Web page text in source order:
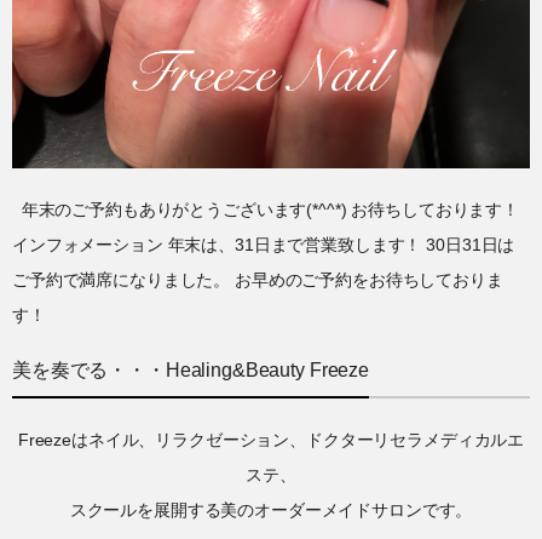
年末のご予約もありがとうございます(*^^*) お待ちしております！
インフォメーション 年末は、31日まで営業致します！ 30日31日は
ご予約で満席になりました。 お早めのご予約をお待ちしておりま
す！
美を奏でる・・・Healing&Beauty Freeze
Freezeはネイル、リラクゼーション、ドクターリセラメディカルエ
ステ、
スクールを展開する美のオーダーメイドサロンです。